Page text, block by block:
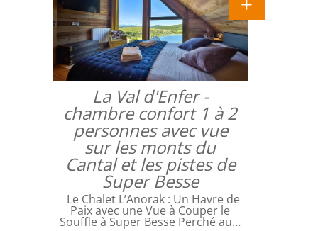
La Val d'Enfer -
chambre confort 1 à 2
personnes avec vue
sur les monts du
Cantal et les pistes de
Super Besse
Le Chalet L’Anorak : Un Havre de
Paix avec une Vue à Couper le
Souffle à Super Besse Perché au…